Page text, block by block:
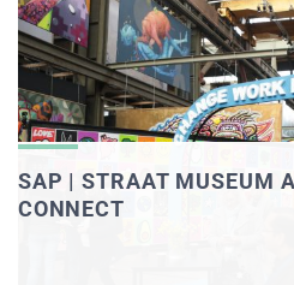
SAP | STRAAT MUSEUM
CONNECT